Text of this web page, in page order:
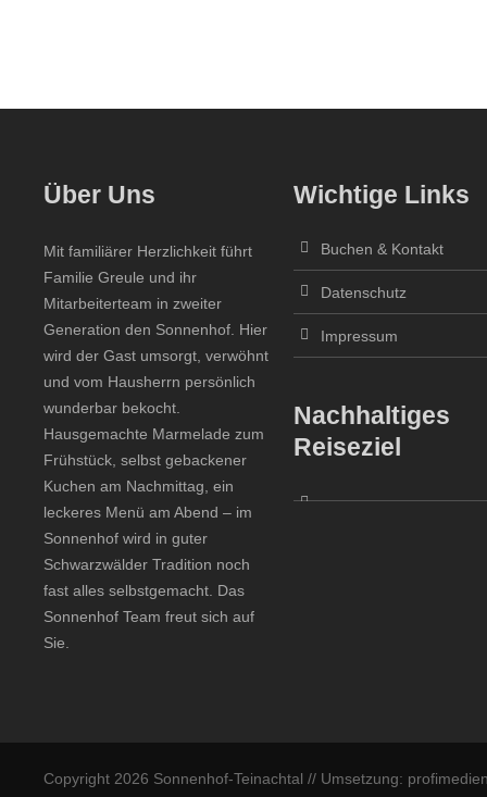
Über Uns
Mit familiärer Herzlichkeit führt
Familie Greule und ihr
Mitarbeiterteam in zweiter
Generation den Sonnenhof. Hier
wird der Gast umsorgt, verwöhnt
und vom Hausherrn persönlich
wunderbar bekocht.
Hausgemachte Marmelade zum
Frühstück, selbst gebackener
Kuchen am Nachmittag, ein
leckeres Menü am Abend – im
Sonnenhof wird in guter
Schwarzwälder Tradition noch
fast alles selbstgemacht. Das
Sonnenhof Team freut sich auf
Sie.
Wichtige Links
Buchen & Kontakt
Datenschutz
Impressum
Nachhaltiges
Reiseziel
Copyright 2026 Sonnenhof-Teinachtal // Umsetzung: